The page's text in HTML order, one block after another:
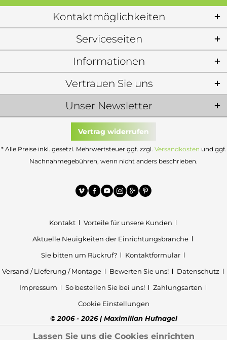
Kontaktmöglichkeiten
Serviceseiten
Informationen
Unser Newsletter
Vertrauen Sie uns
Vertrag widerrufen
* Alle Preise inkl. gesetzl. Mehrwertsteuer ggf. zzgl. Versandkosten und ggf.
Nachnahmegebühren, wenn nicht anders beschrieben.
Kontakt
Vorteile für unsere Kunden
Aktuelle Neuigkeiten der Einrichtungsbranche
Sie bitten um Rückruf?
Kontaktformular
Versand / Lieferung / Montage
Bewerten Sie uns!
Datenschutz
Impressum
So bestellen Sie bei uns!
Zahlungsarten
Cookie Einstellungen
© 2006 - 2026 | Maximilian Hufnagel
Lassen Sie uns die Cookies einrichten